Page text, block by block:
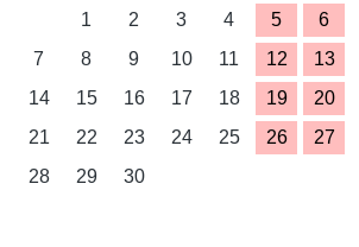
1
2 3 4 5
6
7
8 9 10 11 12
13
14
15 16 17 18 19
20
21
22 23 24 25 26
27
28
29 30